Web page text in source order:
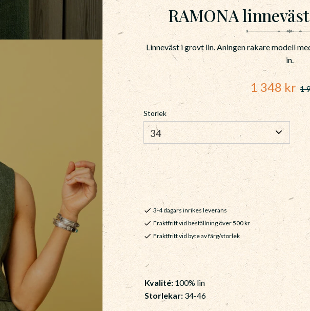
RAMONA
Linneväst i grovt lin. Aningen rakare modell
in.
Nedsatt
1 348 kr 1
Storlek
3-4 dagars inrikes leverans
Fraktfritt vid beställning över 500 kr
Fraktfritt vid byte av färg/storlek
Kvalité: 100% lin
Storlekar: 34-46